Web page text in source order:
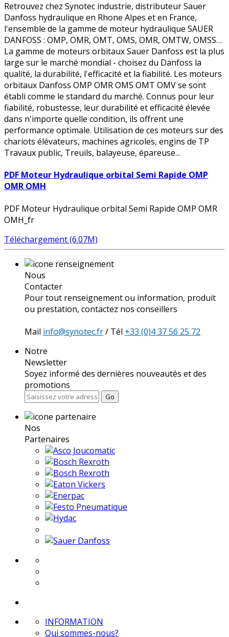
Retrouvez chez Synotec industrie, distributeur Sauer
Danfoss hydraulique en Rhone Alpes et en France,
l'ensemble de la gamme de moteur hydraulique SAUER
DANFOSS : OMP, OMR, OMT, OMS, OMR, OMTW, OMSS…
La gamme de moteurs orbitaux Sauer Danfoss est la plus
large sur le marché mondial - choisez du Danfoss la
qualité, la durabilité, l'efficacité et la fiabilité. Les moteurs
orbitaux Danfoss OMP OMR OMS OMT OMV se sont
établi comme le standard du marché. Connus pour leur
fiabilité, robustesse, leur durabilité et efficacité élevée
dans n'importe quelle condition, ils offrent une
performance optimale. Utilisation de ces moteurs sur des
chariots élévateurs, machines agricoles, engins de TP
Travaux public, Treuils, balayeuse, épareuse...
PDF Moteur Hydraulique orbital Semi Rapide OMP
OMR OMH
PDF Moteur Hydraulique orbital Semi Rapide OMP OMR
OMH_fr
Téléchargement (6.07M)
Nous
Contacter
Pour tout renseignement ou information, produit
ou prestation, contactez nos conseillers
Mail info@synotec.fr/ Tél +33 (0)4 37 56 25 72
Notre
Newsletter
Soyez informé des dernières nouveautés et des
promotions
Go
Nos
Partenaires
INFORMATION
Qui sommes-nous?